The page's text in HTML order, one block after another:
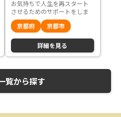
お気持ちで人生を再スタート
させるためのサポートをしま
す
京都府 京都市
詳細を見る
覧から探す